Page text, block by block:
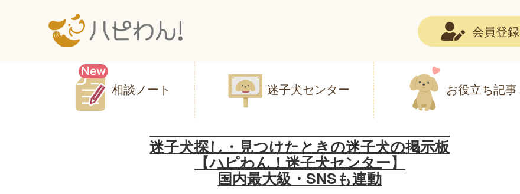
会員登録
相談ノート 迷子犬センター お役立ち記事
迷子犬探し・見つけたときの迷子犬の掲示板
【ハピわん！迷子犬センター】
国内最大級・SNSも連動